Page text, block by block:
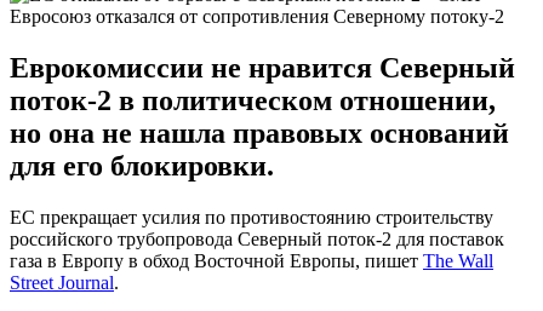
Евросоюз отказался от сопротивления Северному потоку-2
Еврокомиссии не нравится Северный
поток-2 в политическом отношении,
но она не нашла правовых оснований
для его блокировки.
ЕС прекращает усилия по противостоянию строительству
российского трубопровода Северный поток-2 для поставок
газа в Европу в обход Восточной Европы, пишет The Wall
Street Journal.